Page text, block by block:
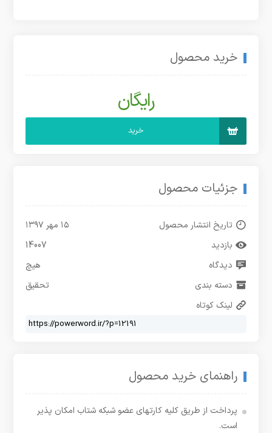
خرید محصول
رایگان
خرید
جزئیات محصول
تاریخ انتشار محصول
۱۵ مهر ۱۳۹۷
بازدید
14007
دیدگاه
هیچ
دسته بندی
تحقیق
لینک کوتاه
راهنمای خرید محصول
پرداخت از طریق کلیه کارتهای عضو شبکه شتاب امکان پذیر
است.